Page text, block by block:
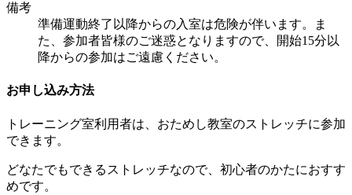
備考
準備運動終了以降からの入室は危険が伴います。ま
た、参加者皆様のご迷惑となりますので、開始15分以
降からの参加はご遠慮ください。
お申し込み方法
トレーニング室利用者は、おためし教室のストレッチに参加
できます。
どなたでもできるストレッチなので、初心者のかたにおすす
めです。